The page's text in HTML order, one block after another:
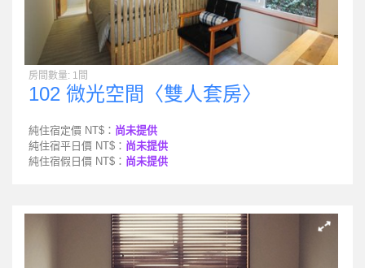
房間數量: 1間
102 微光空間〈雙人套房〉
純住宿定價 NT$： 尚未提供
純住宿平日價 NT$： 尚未提供
純住宿假日價 NT$： 尚未提供